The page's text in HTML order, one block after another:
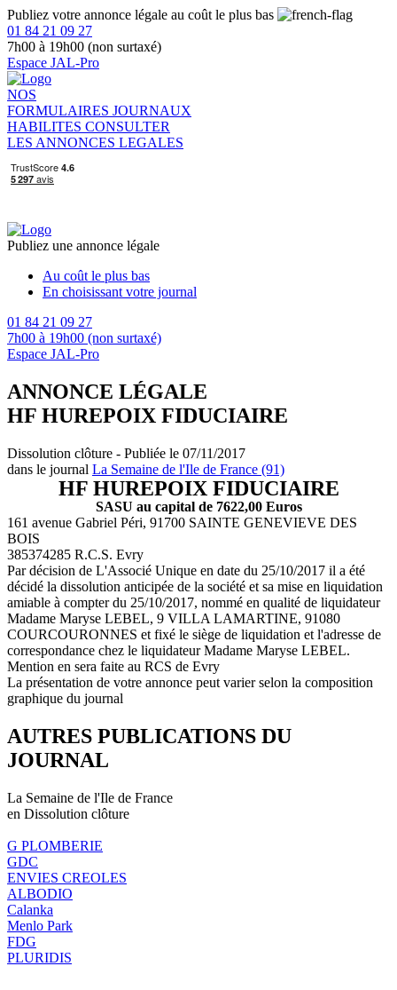
Publiez votre annonce légale au coût le plus bas
01 84 21 09 27
7h00 à 19h00 (non surtaxé)
Espace JAL-Pro
NOS
FORMULAIRES JOURNAUX
HABILITES CONSULTER
LES ANNONCES LEGALES
Publiez une annonce légale
Au coût le plus bas
En choisissant votre journal
01 84 21 09 27
7h00 à 19h00 (non surtaxé)
Espace JAL-Pro
ANNONCE LÉGALE
HF HUREPOIX FIDUCIAIRE
Dissolution clôture - Publiée le 07/11/2017
dans le journal La Semaine de l'Ile de France (91)
HF HUREPOIX FIDUCIAIRE
SASU au capital de 7622,00 Euros
161 avenue Gabriel Péri, 91700 SAINTE GENEVIEVE DES
BOIS
385374285 R.C.S. Evry
Par décision de L'Associé Unique en date du 25/10/2017 il a été
décidé la dissolution anticipée de la société et sa mise en liquidation
amiable à compter du 25/10/2017, nommé en qualité de liquidateur
Madame Maryse LEBEL, 9 VILLA LAMARTINE, 91080
COURCOURONNES et fixé le siège de liquidation et l'adresse de
correspondance chez le liquidateur Madame Maryse LEBEL.
Mention en sera faite au RCS de Evry
La présentation de votre annonce peut varier selon la composition
graphique du journal
AUTRES PUBLICATIONS DU
JOURNAL
La Semaine de l'Ile de France
en Dissolution clôture
G PLOMBERIE
GDC
ENVIES CREOLES
ALBODIO
Calanka
Menlo Park
FDG
PLURIDIS